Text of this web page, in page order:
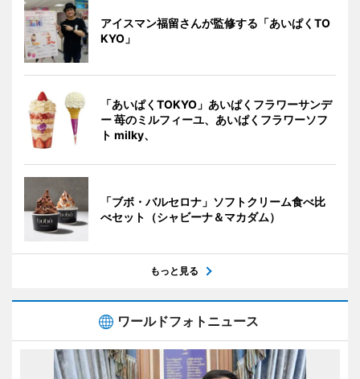
アイスマン福留さんが監修する「あいぱくTO
KYO」
「あいぱくTOKYO」あいぱくフラワーサンデ
ー 苺のミルフィーユ、あいぱくフラワーソフ
ト milky、
「ブボ・バルセロナ」ソフトクリーム食べ比
べセット（シャビーナ＆マカダム）
もっと見る
ワールドフォトニュース